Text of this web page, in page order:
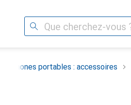
Recherche
Téléphones portables : accessoires